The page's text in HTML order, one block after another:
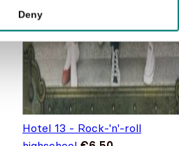
Deny
Hotel 13 - Rock-'n'-roll